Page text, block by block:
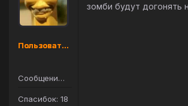
Пользователь
Сообщений: 36
Спасибок: 18
зомби будут догонять